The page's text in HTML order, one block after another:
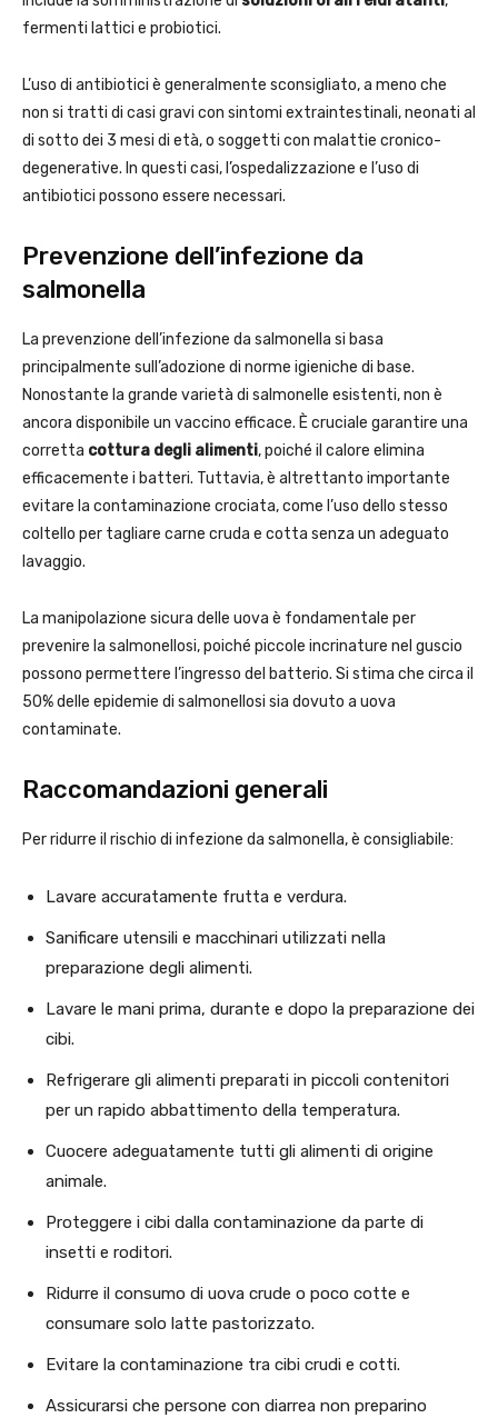
fermenti lattici e probiotici.
L’uso di antibiotici è generalmente sconsigliato, a meno che
non si tratti di casi gravi con sintomi extraintestinali, neonati al
di sotto dei 3 mesi di età, o soggetti con malattie cronico-
degenerative. In questi casi, l’ospedalizzazione e l’uso di
antibiotici possono essere necessari.
Prevenzione dell’infezione da
salmonella
La prevenzione dell’infezione da salmonella si basa
principalmente sull’adozione di norme igieniche di base.
Nonostante la grande varietà di salmonelle esistenti, non è
ancora disponibile un vaccino efficace. È cruciale garantire una
corretta cottura degli alimenti, poiché il calore elimina
efficacemente i batteri. Tuttavia, è altrettanto importante
evitare la contaminazione crociata, come l’uso dello stesso
coltello per tagliare carne cruda e cotta senza un adeguato
lavaggio.
La manipolazione sicura delle uova è fondamentale per
prevenire la salmonellosi, poiché piccole incrinature nel guscio
possono permettere l’ingresso del batterio. Si stima che circa il
50% delle epidemie di salmonellosi sia dovuto a uova
contaminate.
Raccomandazioni generali
Per ridurre il rischio di infezione da salmonella, è consigliabile:
Lavare accuratamente frutta e verdura.
Sanificare utensili e macchinari utilizzati nella
preparazione degli alimenti.
Lavare le mani prima, durante e dopo la preparazione dei
cibi.
Refrigerare gli alimenti preparati in piccoli contenitori
per un rapido abbattimento della temperatura.
Cuocere adeguatamente tutti gli alimenti di origine
animale.
Proteggere i cibi dalla contaminazione da parte di
insetti e roditori.
Ridurre il consumo di uova crude o poco cotte e
consumare solo latte pastorizzato.
Evitare la contaminazione tra cibi crudi e cotti.
Assicurarsi che persone con diarrea non preparino